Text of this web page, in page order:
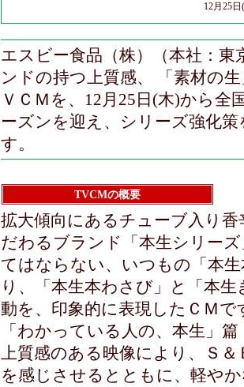
12月25
エスビー食品（株）（本社：
ンドの持つ上質感、 「素材の
ＶＣＭを、12月25日(木)から
ーズンを迎え、シリーズ強化
す。
TVCMの概要
拡大傾向にあるチューブ入り
だわるブランド「本生シリー
てはならない、いつもの「本
り、「本生本わさび」と「本
動を、印象的に表現したＣＭで
「わかっている人の、本生」
上質感のある映像により、Ｓ
を感じさせるとともに、軽や